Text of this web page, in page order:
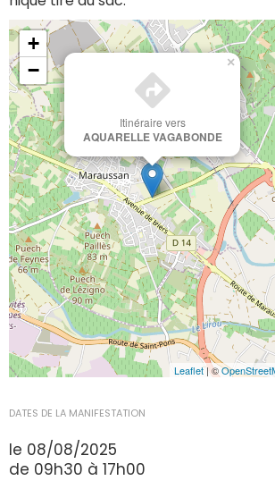
Itinéraire vers
AQUARELLE VAGABONDE
×
+
−
Leaflet| ©
DATES DE LA MANIFESTATION
le 08/08/2025
de 09h30 à 17h00